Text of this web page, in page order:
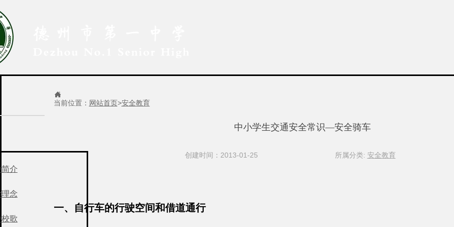
中小学生交通安全常识—安全骑车
创建时间：2013-01-25 所属分类: 安全教育
一、自行车的行驶空间和借道通行

当前位置： 网站首页>安全教育
介
念
歌